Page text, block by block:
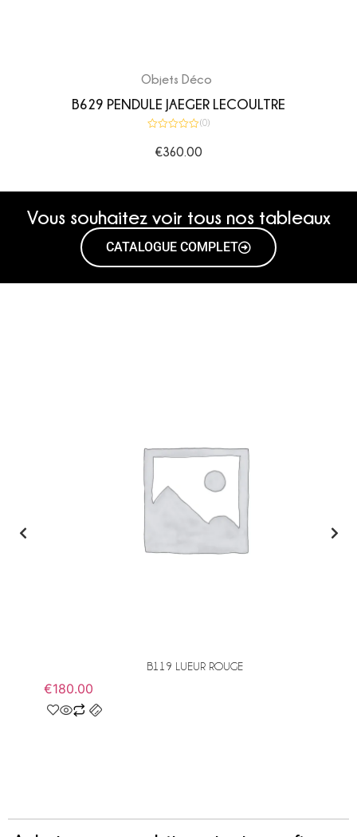
Objets Déco
B629 PENDULE JAEGER LECOULTRE
sur
(0)
€360.00
Vous souhaitez voir tous nos tableaux
CATALOGUE COMPLET
B119 LUEUR ROUGE
€180.00